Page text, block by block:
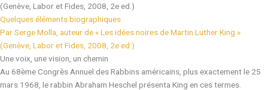
(Genève, Labor et Fides, 2008, 2e ed.)
Quelques éléments biographiques
Par Serge Molla, auteur de « Les idées noires de Martin Luther King »
(Genève, Labor et Fides, 2008, 2e ed.)
Une voix, une vision, un chemin
Au 68ème Congrès Annuel des Rabbins américains, plus exactement le 25
mars 1968, le rabbin Abraham Heschel présenta King en ces termes.